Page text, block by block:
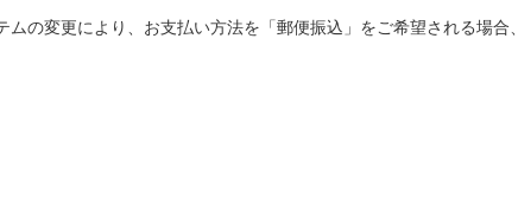
の変更により、お支払い方法を「郵便振込」をご希望される場合、